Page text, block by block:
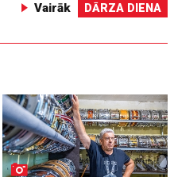
Vairāk DĀRZA DIENA